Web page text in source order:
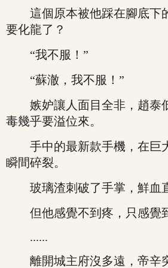
這個原本被他踩在腳底下
要化龍了？
“我不服！”
“蘇澈，我不服！”
嫉妒讓人面目全非，趙泰
毒幾乎要溢位來。
手中的最新款手機，在巨
瞬間碎裂。
玻璃渣刺破了手掌，鮮血直
但他感覺不到疼，只感覺到
......
離開城主府沒多遠，帝辛